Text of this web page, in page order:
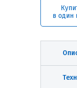
в один